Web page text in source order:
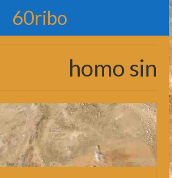
60ribo
homo sin